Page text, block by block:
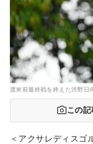
渡米前最終戦を終えた渋野日
この
＜アクサレディスゴ